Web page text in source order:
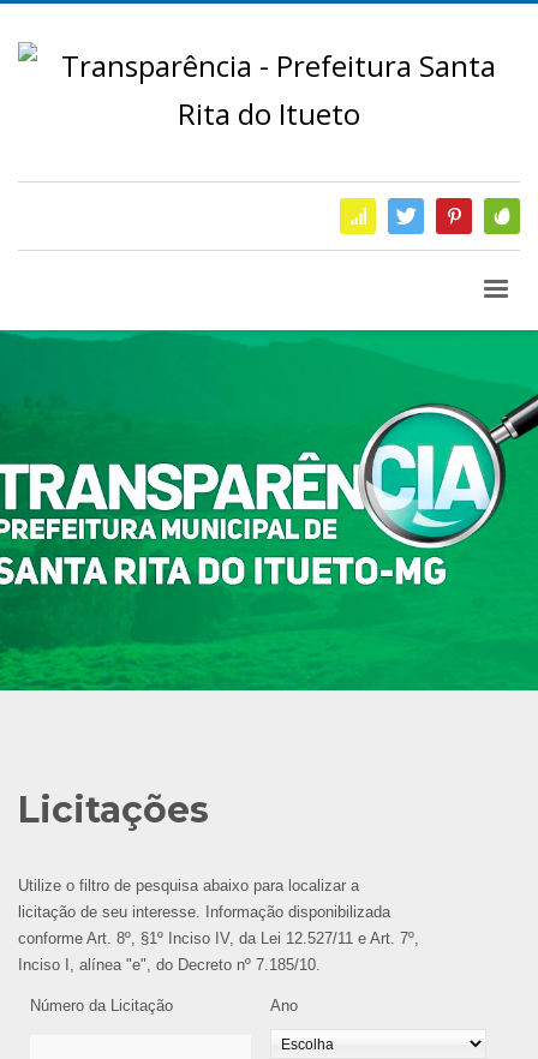
Licitações
Utilize o filtro de pesquisa abaixo para localizar a
licitação de seu interesse. Informação disponibilizada
conforme Art. 8º, §1º Inciso IV, da Lei 12.527/11 e Art. 7º,
Inciso I, alínea "e", do Decreto nº 7.185/10.
Número da Licitação Ano